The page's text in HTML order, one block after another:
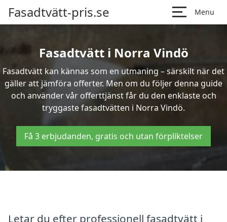
Fasadtvätt-pris.se Menu
Fasadtvätt i Norra Vindö
Fasadtvätt kan kännas som en utmaning – särskilt när det
gäller att jämföra offerter. Men om du följer denna guide
och använder vår offerttjänst får du den enklaste och
tryggaste fasadtvätten i Norra Vindö.
Få 3 erbjudanden, gratis och utan förpliktelser
Letar du efter professionell fasadtvätt i